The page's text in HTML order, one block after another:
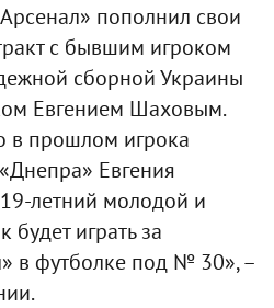
пополнил свои
с бывшим игроком
сборной Украины
Евгением Шаховым.
в прошлом игрока
Евгения
летний молодой и
будет играть за
в футболке под № 30», –